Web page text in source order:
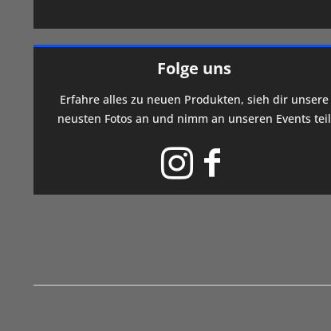
Folge uns
Erfahre alles zu neuen Produkten, sieh dir unsere
neusten Fotos an und nimm an unseren Events teil